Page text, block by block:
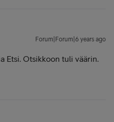
Forum|Forum|6 years ago
Etsi. Otsikkoon tuli väärin.